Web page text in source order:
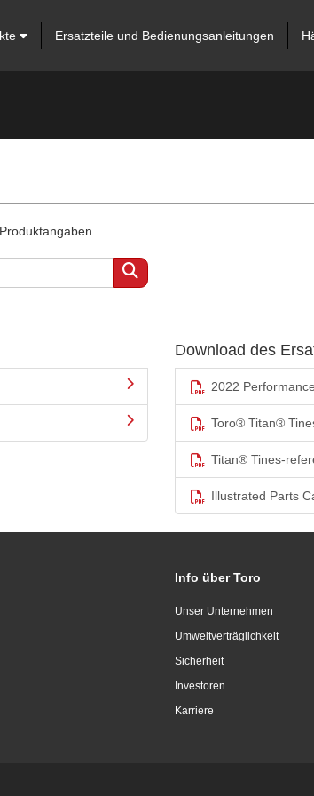
Ersatzteile und Bedienungsanleitungen
Download des
2022
Toro® Titan®
Titan® Tines-
Illustrated Parts
Info über Toro
Unser Unternehmen
Umweltverträglichkeit
Sicherheit
Investoren
Karriere